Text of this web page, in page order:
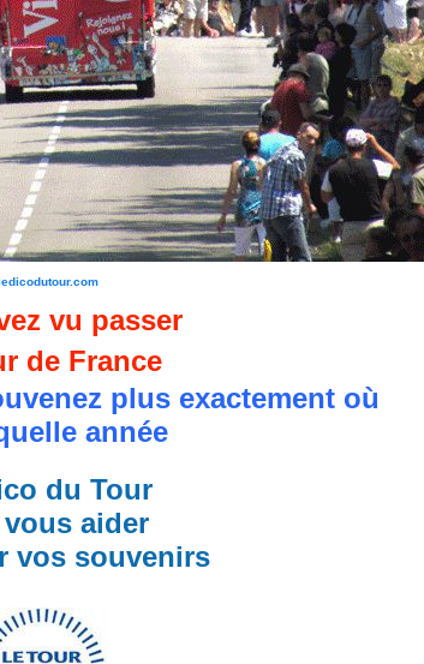
vu passer
de France
plus exactement où
année
du Tour
aider
vos souvenirs